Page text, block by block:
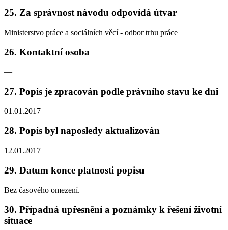
25. Za správnost návodu odpovídá útvar
Ministerstvo práce a sociálních věcí - odbor trhu práce
26. Kontaktní osoba
—
27. Popis je zpracován podle právního stavu ke dni
01.01.2017
28. Popis byl naposledy aktualizován
12.01.2017
29. Datum konce platnosti popisu
Bez časového omezení.
30. Případná upřesnění a poznámky k řešení životní
situace